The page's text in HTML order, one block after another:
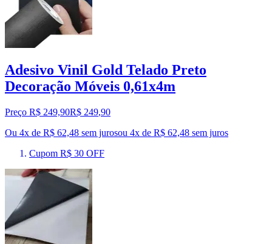
Adesivo Vinil Gold Telado Preto
Decoração Móveis 0,61x4m
Preço R$ 249,90R$ 249,90
Ou 4x de R$ 62,48 sem jurosou 4x de R$ 62,48 sem juros
Cupom R$ 30 OFF